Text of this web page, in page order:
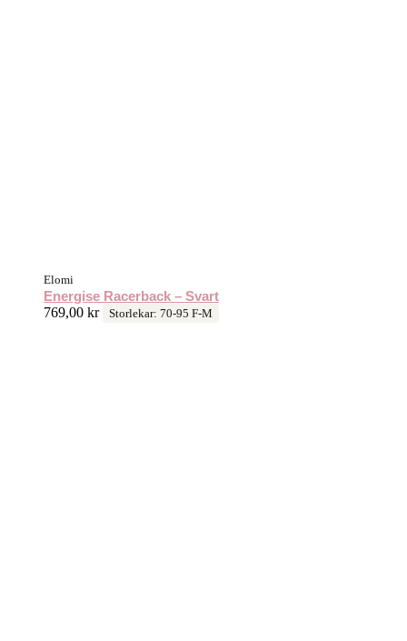
Elomi
Energise Racerback – Svart
769,00 kr Storlekar: 70-95 F-M